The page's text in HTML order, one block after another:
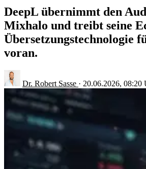
DeepL übernimmt den
Mixhalo und treibt seine
Übersetzungstechnologie
voran.
Dr. Robert Sasse · 20.06.2026, 08:20